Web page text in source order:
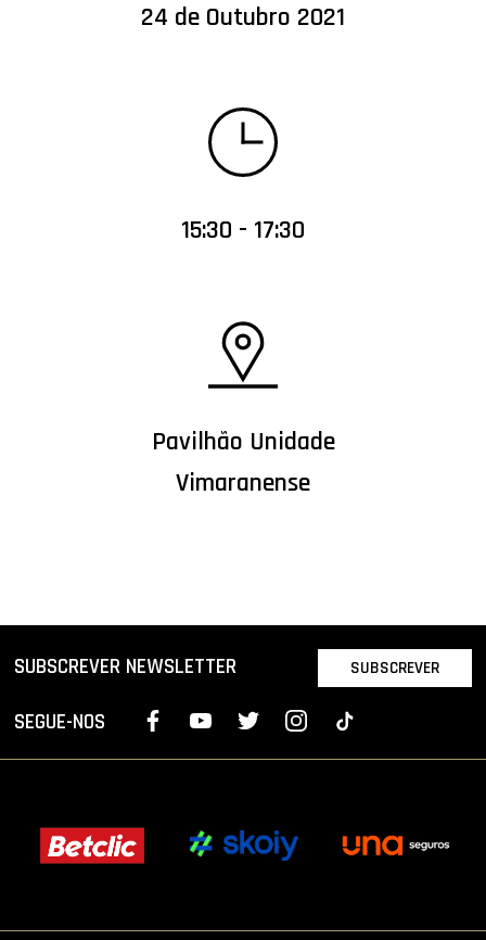
24 de Outubro 2021
15:30 - 17:30
Pavilhão Unidade
Vimaranense
SUBSCREVER NEWSLETTER SUBSCREVER
SEGUE-NOS